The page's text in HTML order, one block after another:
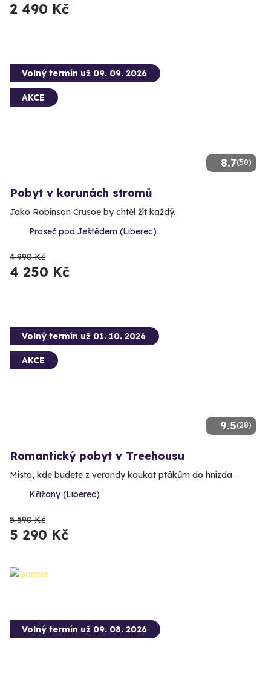
2 490 Kč
8.7(50)
Volný termín už 09. 09. 2026
AKCE
Pobyt v korunách stromů
Jako Robinson Crusoe by chtěl žít každý.
Proseč pod Ještědem (Liberec)
4 990 Kč
4 250 Kč
9.5(28)
Volný termín už 01. 10. 2026
AKCE
Romantický pobyt v Treehousu
Místo, kde budete z verandy koukat ptákům do hnízda.
Křižany (Liberec)
5 590 Kč
5 290 Kč
Volný termín už 09. 08. 2026